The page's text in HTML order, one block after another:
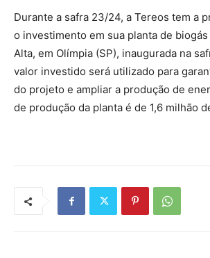
Durante a safra 23/24, a Tereos tem a
o investimento em sua planta de
Alta, em Olímpia (SP), inaugurada na
valor investido será utilizado para
do projeto e ampliar a produção de
de produção da planta é de 1,6 milhão